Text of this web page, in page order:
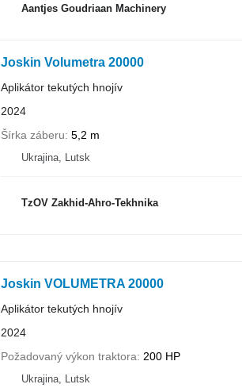
Aantjes Goudriaan Machinery
Joskin Volumetra 20000
Aplikátor tekutých hnojív
2024
Šírka záberu 5,2 m
Ukrajina, Lutsk
TzOV Zakhid-Ahro-Tekhnika
Joskin VOLUMETRA 20000
Aplikátor tekutých hnojív
2024
Požadovaný výkon traktora
200 HP
Ukrajina, Lutsk